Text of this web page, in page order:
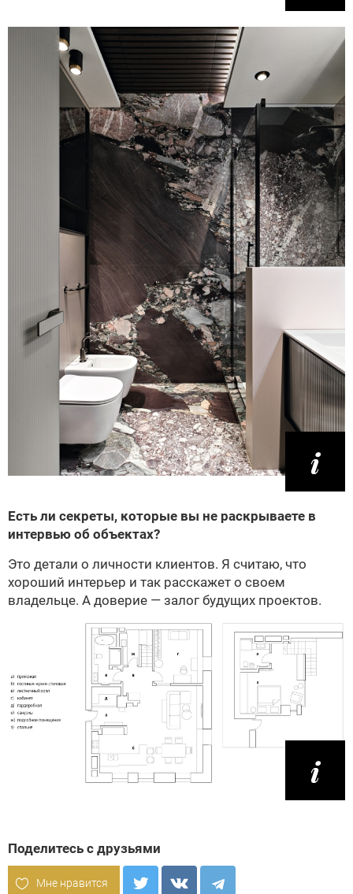
Есть ли секреты, которые вы не раскрываете в
интервью об объектах?
Это детали о личности клиентов. Я считаю, что
хороший интерьер и так расскажет о своем
владельце. А доверие — залог будущих проектов.
Поделитесь с друзьями
Мне нравится